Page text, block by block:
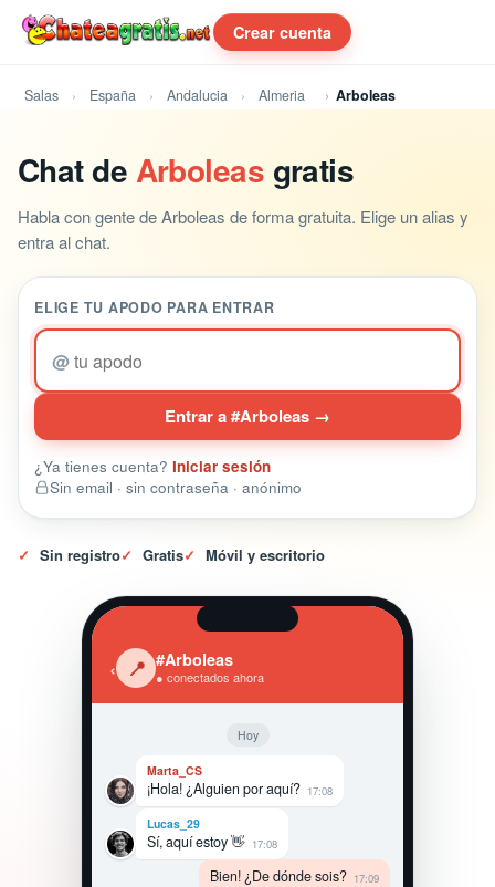
Crear cuenta
Salas España Andalucia Almeria Arboleas
Chat de Arboleas gratis
Habla con gente de Arboleas de forma gratuita. Elige un alias y
entra al chat.
ELIGE TU APODO PARA ENTRAR
@
Entrar a #Arboleas →
¿Ya tienes cuenta? Iniciar sesión
Sin email · sin contraseña · anónimo
✓ Sin registro✓ Gratis✓ Móvil y escritorio
‹ 📍 #Arboleas
● conectados ahora
Hoy
Marta_CS
¡Hola! ¿Alguien por aquí? 17:08
Lucas_29
Sí, aquí estoy 👋 17:08
Bien! ¿De dónde sois? 17:09